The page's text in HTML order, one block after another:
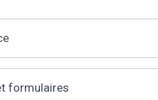
formulaires